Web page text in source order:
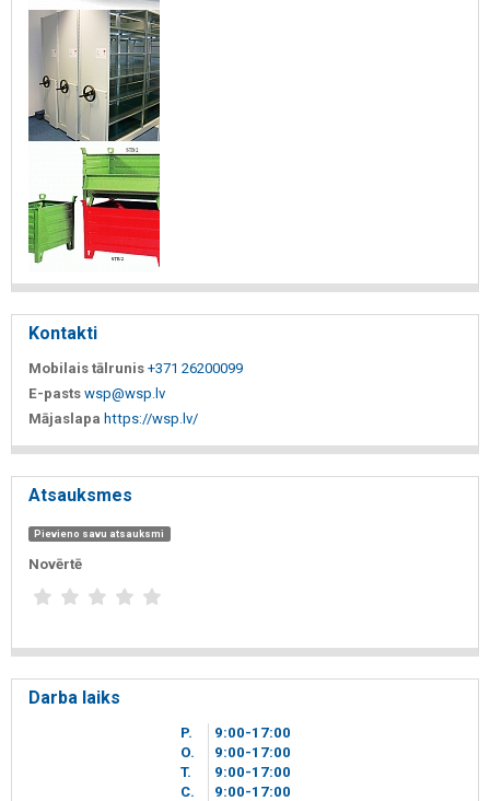
Kontakti
Mobilais tālrunis +371 26200099
E-pasts wsp@wsp.lv
Mājaslapa https://wsp.lv/
Atsauksmes
Pievieno savu atsauksmi
Novērtē
Darba laiks
P. 9 00-17 00
O.
9 00-17 00
T.
9 00-17 00
C.
9 00-17 00